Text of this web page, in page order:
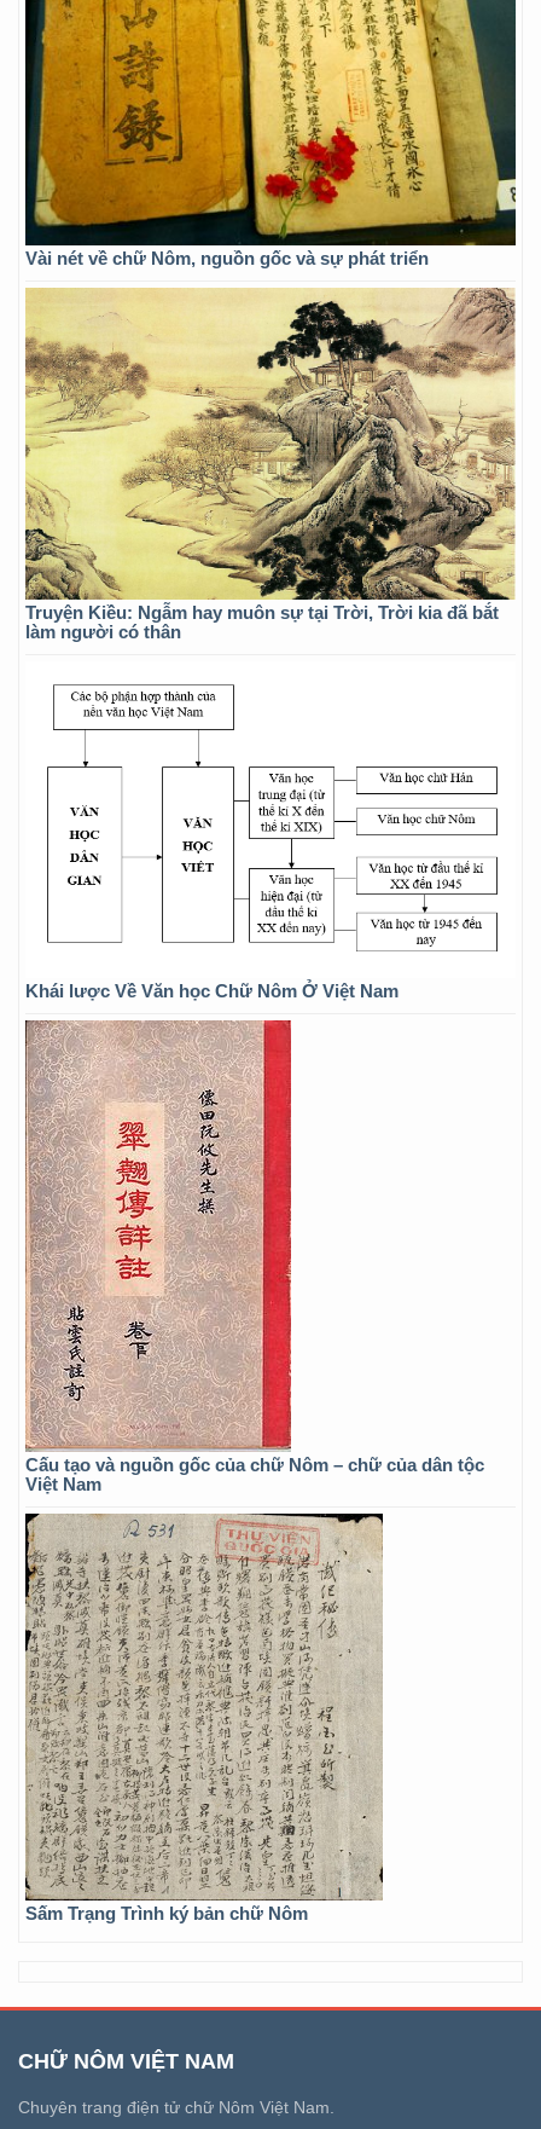
Vài nét về chữ Nôm, nguồn gốc và sự phát triển
Truyện Kiều: Ngẫm hay muôn sự tại Trời, Trời kia đã bắt
làm người có thân
Khái lược Về Văn học Chữ Nôm Ở Việt Nam
Cấu tạo và nguồn gốc của chữ Nôm – chữ của dân tộc
Việt Nam
Sấm Trạng Trình ký bản chữ Nôm
CHỮ NÔM VIỆT NAM
Chuyên trang điện tử chữ Nôm Việt Nam.